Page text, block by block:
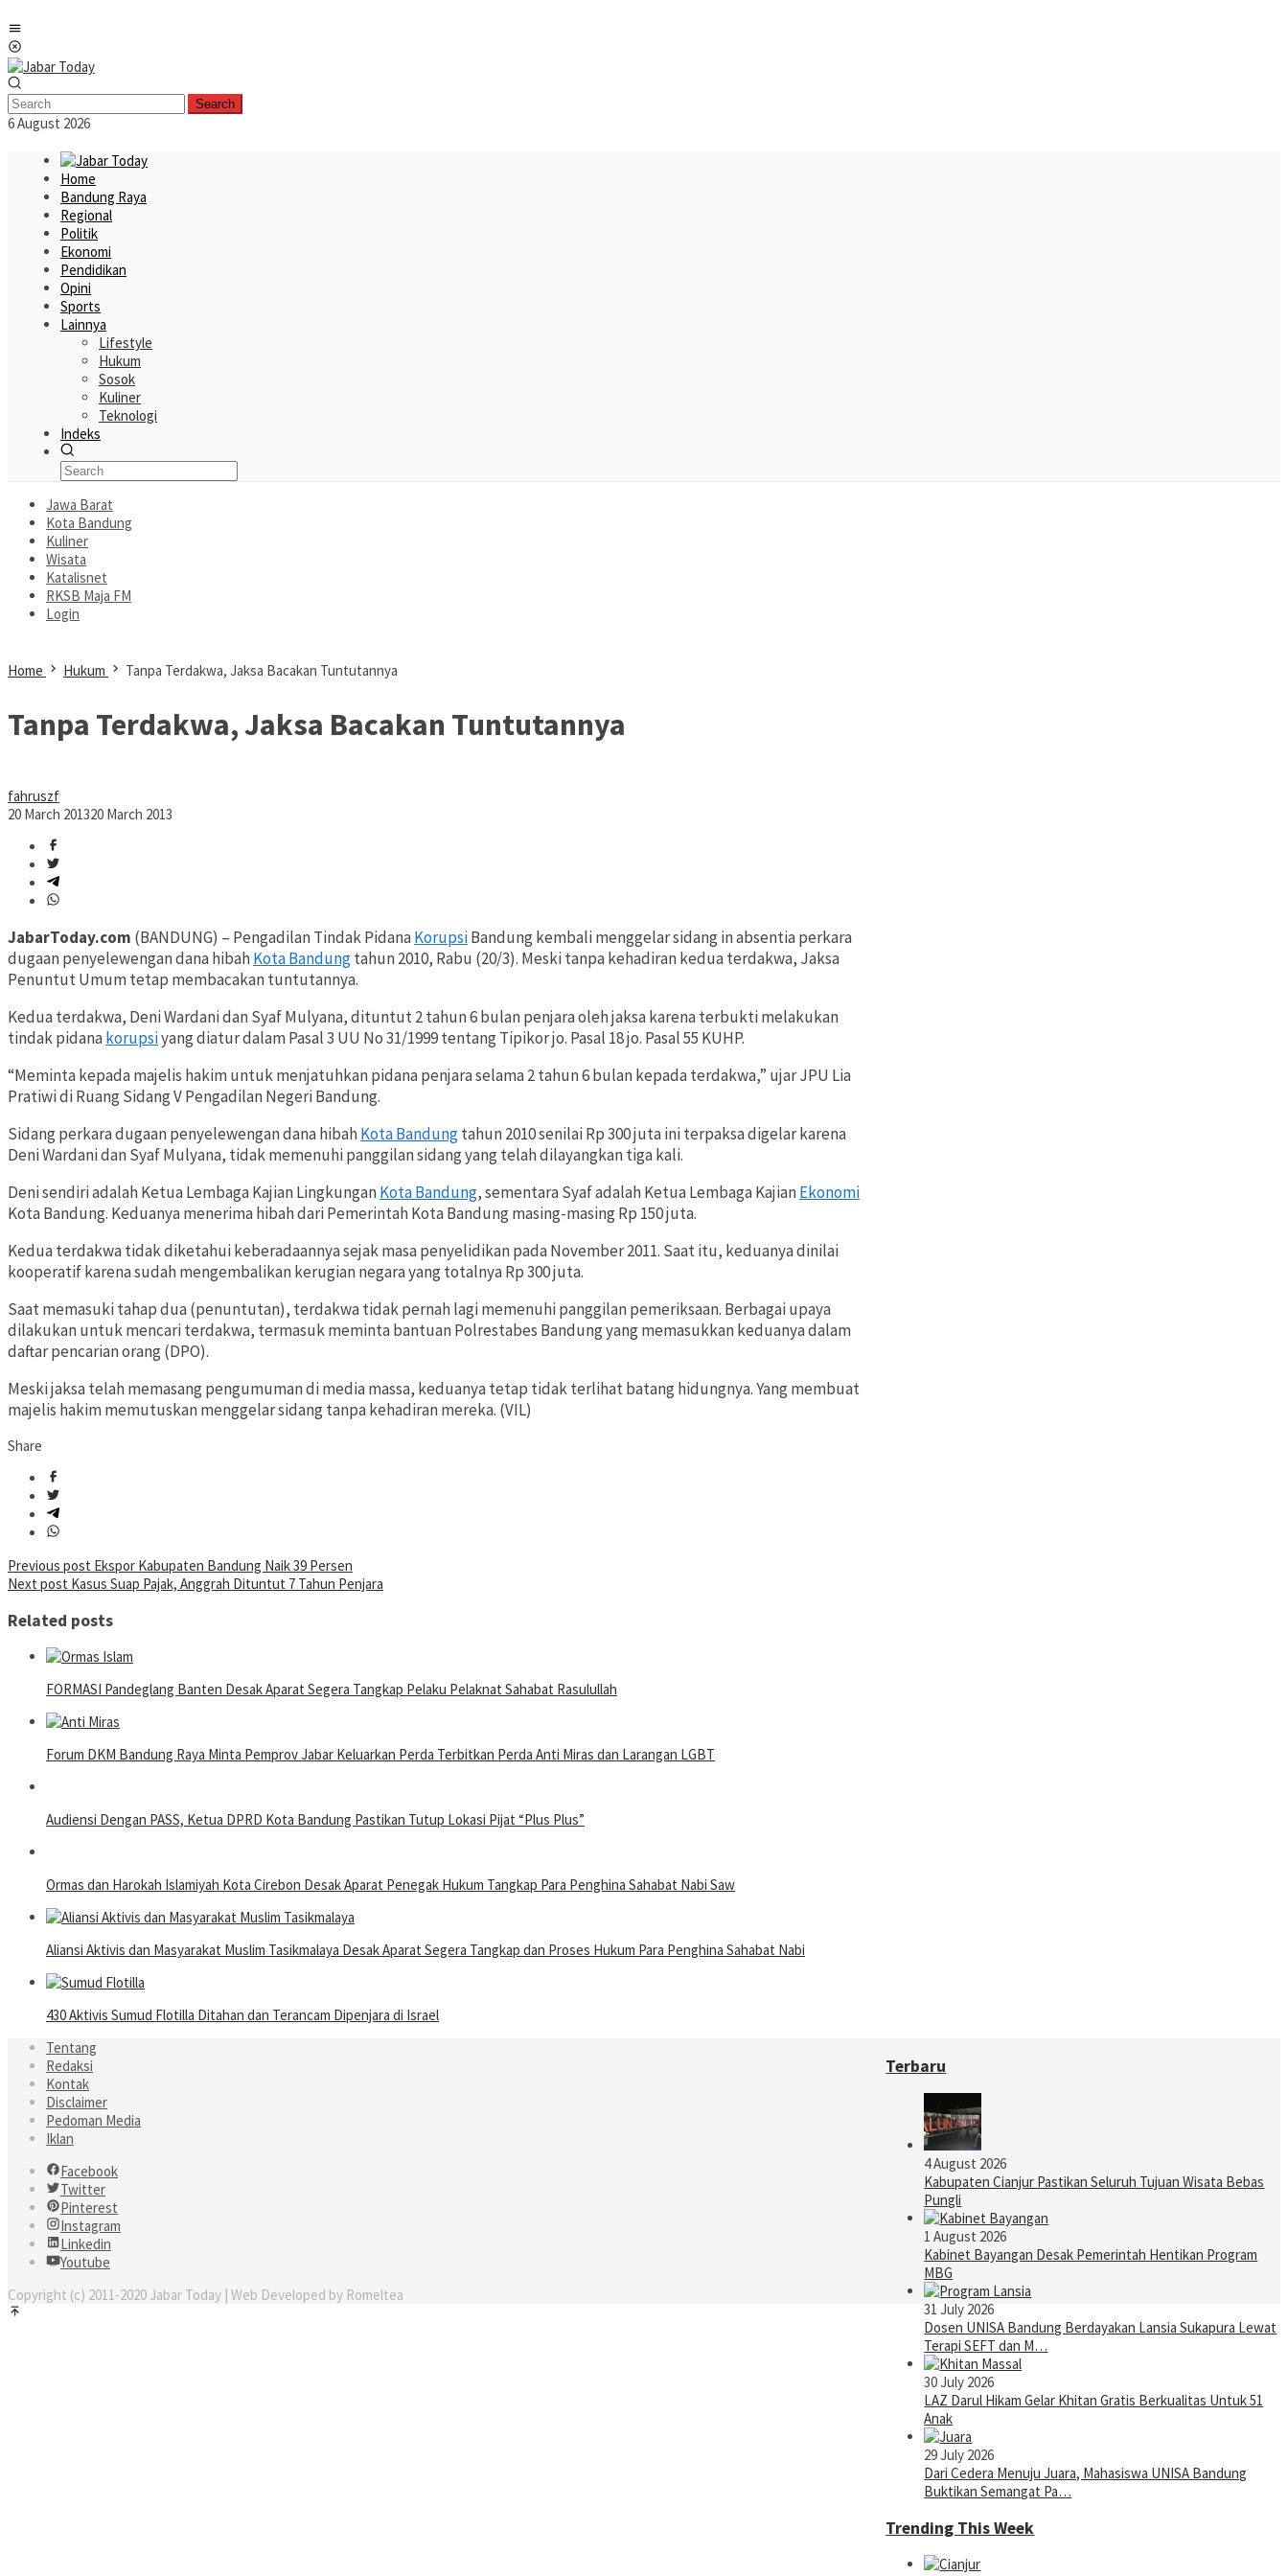
to
content
Search
6 August 2026
Home
Bandung Raya
Regional
Politik
Ekonomi
Pendidikan
Opini
Sports
Lainnya
Lifestyle
Hukum
Sosok
Kuliner
Teknologi
Indeks
Jawa Barat
Kota Bandung
Kuliner
Wisata
Katalisnet
RKSB Maja FM
Login
Home Hukum Tanpa Terdakwa, Jaksa Bacakan Tuntutannya
Tanpa Terdakwa, Jaksa Bacakan Tuntutannya
fahruszf
20 March 201320 March 2013
JabarToday.com (BANDUNG) – Pengadilan Tindak PidanaKorupsiBandung kembali menggelar sidang in absentia perkara
dugaan penyelewengan dana hibahKota Bandungtahun 2010, Rabu (20/3). Meski tanpa kehadiran kedua terdakwa, Jaksa
Penuntut Umum tetap membacakan tuntutannya.
Kedua terdakwa, Deni Wardani dan Syaf Mulyana, dituntut 2 tahun 6 bulan penjara oleh jaksa karena terbukti melakukan
tindak pidanakorupsiyang diatur dalam Pasal 3 UU No 31/1999 tentang Tipikor jo. Pasal 18 jo. Pasal 55 KUHP.
“Meminta kepada majelis hakim untuk menjatuhkan pidana penjara selama 2 tahun 6 bulan kepada terdakwa,” ujar JPU Lia
Pratiwi di Ruang Sidang V Pengadilan Negeri Bandung.
Sidang perkara dugaan penyelewengan dana hibahKota Bandungtahun 2010 senilai Rp 300 juta ini terpaksa digelar karena
Deni Wardani dan Syaf Mulyana, tidak memenuhi panggilan sidang yang telah dilayangkan tiga kali.
Deni sendiri adalah Ketua Lembaga Kajian LingkunganKota Bandung, sementara Syaf adalah Ketua Lembaga KajianEkonomi
Kota Bandung. Keduanya menerima hibah dari Pemerintah Kota Bandung masing-masing Rp 150 juta.
Kedua terdakwa tidak diketahui keberadaannya sejak masa penyelidikan pada November 2011. Saat itu, keduanya dinilai
kooperatif karena sudah mengembalikan kerugian negara yang totalnya Rp 300 juta.
Saat memasuki tahap dua (penuntutan), terdakwa tidak pernah lagi memenuhi panggilan pemeriksaan. Berbagai upaya
dilakukan untuk mencari terdakwa, termasuk meminta bantuan Polrestabes Bandung yang memasukkan keduanya dalam
daftar pencarian orang (DPO).
Meski jaksa telah memasang pengumuman di media massa, keduanya tetap tidak terlihat batang hidungnya. Yang membuat
majelis hakim memutuskan menggelar sidang tanpa kehadiran mereka. (VIL)
Share
Post
navigation
Previous post Ekspor Kabupaten Bandung Naik 39 Persen
Next post Kasus Suap Pajak, Anggrah Dituntut 7 Tahun Penjara
Related posts
FORMASI Pandeglang Banten Desak Aparat Segera Tangkap Pelaku Pelaknat Sahabat Rasulullah
Forum DKM Bandung Raya Minta Pemprov Jabar Keluarkan Perda Terbitkan Perda Anti Miras dan Larangan LGBT
Audiensi Dengan PASS, Ketua DPRD Kota Bandung Pastikan Tutup Lokasi Pijat “Plus Plus”
Ormas dan Harokah Islamiyah Kota Cirebon Desak Aparat Penegak Hukum Tangkap Para Penghina Sahabat Nabi Saw
Aliansi Aktivis dan Masyarakat Muslim Tasikmalaya Desak Aparat Segera Tangkap dan Proses Hukum Para Penghina Sahabat Nabi
430 Aktivis Sumud Flotilla Ditahan dan Terancam Dipenjara di Israel
Terbaru
4 August 2026
Kabupaten Cianjur Pastikan Seluruh Tujuan Wisata Bebas
Pungli
1 August 2026
Kabinet Bayangan Desak Pemerintah Hentikan Program
MBG
31 July 2026
Dosen UNISA Bandung Berdayakan Lansia Sukapura Lewat
Terapi SEFT dan M…
30 July 2026
LAZ Darul Hikam Gelar Khitan Gratis Berkualitas Untuk 51
Anak
29 July 2026
Dari Cedera Menuju Juara, Mahasiswa UNISA Bandung
Buktikan Semangat Pa…
Trending This Week
Tentang
Redaksi
Kontak
Disclaimer
Pedoman Media
Iklan
Facebook
Twitter
Pinterest
Instagram
Linkedin
Youtube
Copyright (c) 2011-2020 Jabar Today | Web Developed by Romeltea